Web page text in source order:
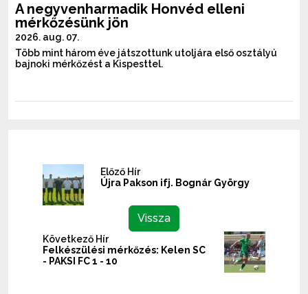
A negyvenharmadik Honvéd elleni
mérkőzésünk jön
2026. aug. 07.
Több mint három éve játszottunk utoljára első osztályú
bajnoki mérkőzést a Kispesttel.
Előző Hír
Újra Pakson ifj. Bognár György
Vissza
Következő Hír
Felkészülési mérkőzés: Kelen SC
- PAKSI FC 1 - 10